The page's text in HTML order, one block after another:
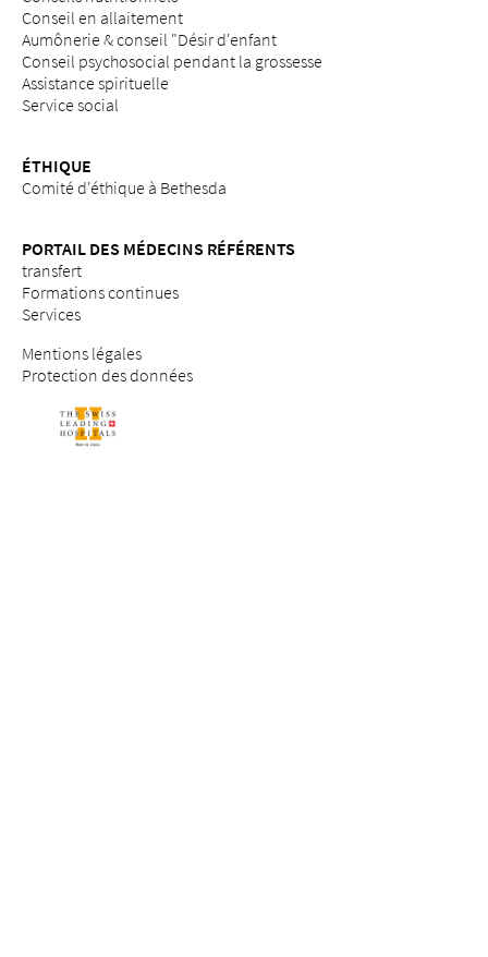
Conseil en allaitement
Aumônerie & conseil "Désir d'enfant
Conseil psychosocial pendant la grossesse
Assistance spirituelle
Service social
ÉTHIQUE
Comité d'éthique à Bethesda
PORTAIL DES MÉDECINS RÉFÉRENTS
transfert
Formations continues
Services
Mentions légales
Protection des données